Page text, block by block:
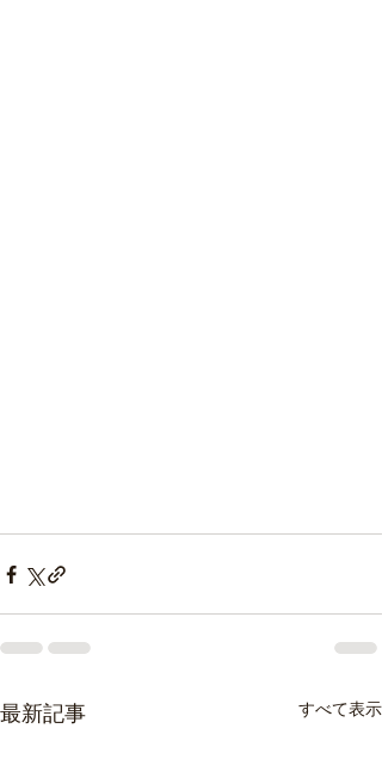
最新記事 すべて表示